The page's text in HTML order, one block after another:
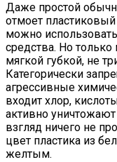
Даже простой
отмоет
можно
средства. Но
мягкой губкой, не
Категорически
агрессивные
входит хлор,
активно
взгляд ничего не
цвет пластика из
желтым.